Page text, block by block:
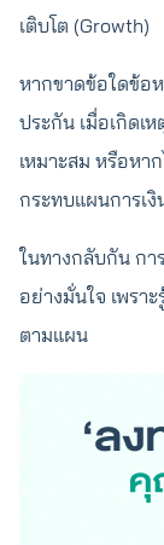
เติบโต (Growth)
หากขาดข้อใดข้อ
ประกัน เมื่อเกิดเ
เหมาะสม หรือหา
กระทบแผนการเงิ
ในทางกลับกัน ก
อย่างมั่นใจ เพรา
ตามแผน